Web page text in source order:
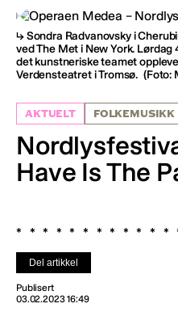
Sondra Radvanovsky i
ved The Met i New York.
det kunstneriske teamet
Verdensteatret i Tromsø. (Foto:
AKTUELT FOLKEMUSIKK
Have Is The
Del artikkel
Publisert
03.02.2023 16:49